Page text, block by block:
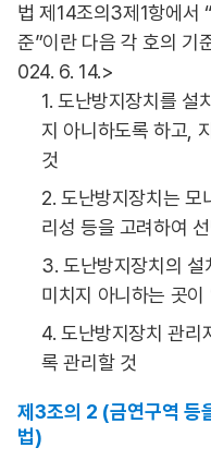
법 제14조의3제1항에서
준”이란 다음 각 호의
024. 6. 14.>
1. 도난방지장치를 설
지 아니하도록 하고,
것
2. 도난방지장치는 모
리성 등을 고려하여
3. 도난방지장치의 설
미치지 아니하는 곳
4. 도난방지장치 관리
록 관리할 것
제3조의 2 (금연구역 등
법)